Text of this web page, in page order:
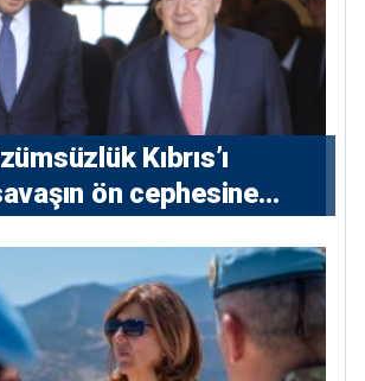
Kıbrıs’ı
ön cephesine